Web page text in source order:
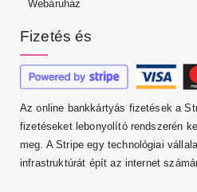
Webáruház
Fizetés és
Az online bankkártyás fizetések a
fizetéseket lebonyolító rendszerén
meg. A Stripe egy technológiai
infrastruktúrát épít az internet